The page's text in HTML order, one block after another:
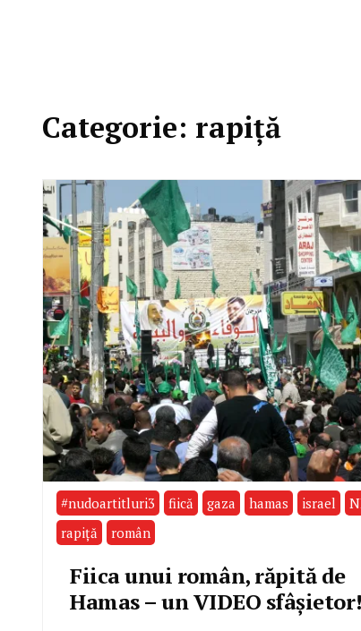
Categorie: rapiță
#nudoartitluri3 fiică gaza hamas israel
rapiță
român
Fiica unui român, răpită de
Hamas – un VIDEO sfâșietor!